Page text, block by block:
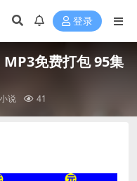
登录
免费打包 95集
说 41